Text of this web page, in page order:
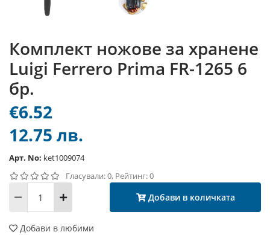
Комплект ножове за хранене
Luigi Ferrero Prima FR-1265 6
бр.
€6.52
12.75 лв.
Арт. No: ket1009074
Гласували: 0, Рейтинг: 0
Добави в количката
Добави в любими